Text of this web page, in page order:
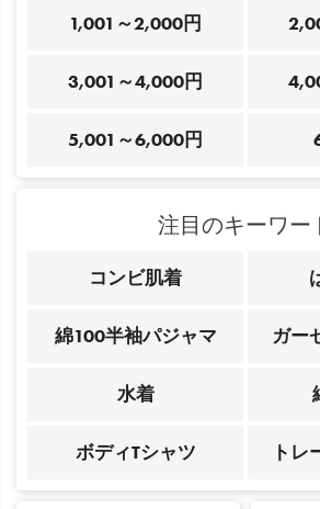
1,001～2,000円
3,001～4,000円
5,001～6,000円
注目のキーワー
コンビ肌着
綿100半袖パジャマ ガー
水着
ボディTシャツ トレ